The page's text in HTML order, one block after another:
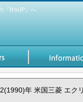
『N'sUP』へ
年 米国三菱 エク